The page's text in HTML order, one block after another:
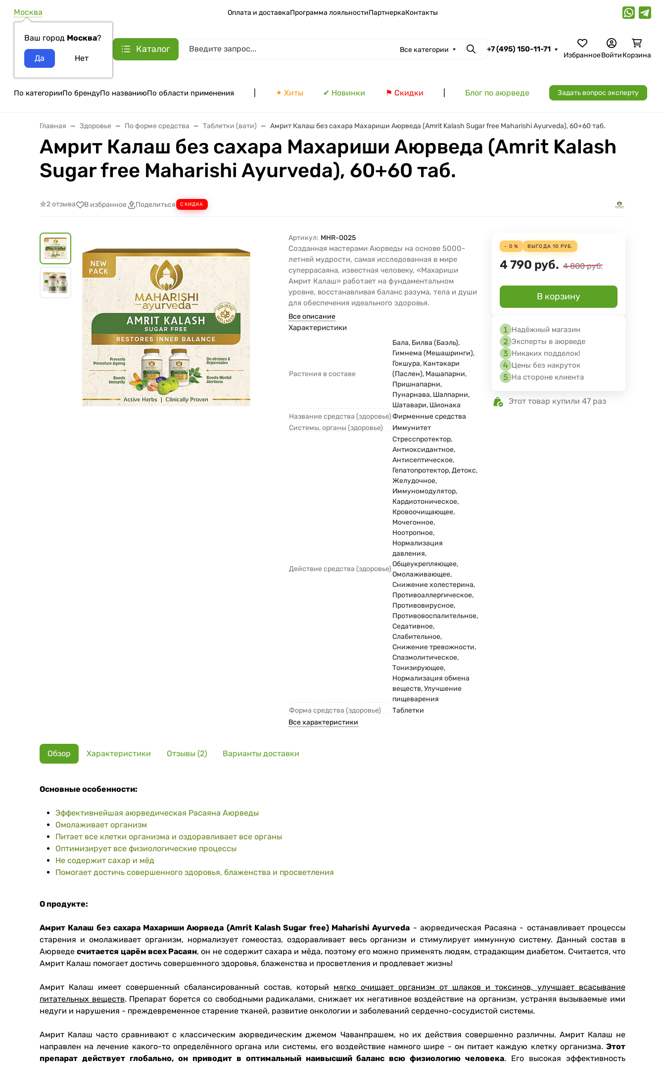
Москва
Ваш город Москва?
Оплата и доставкаПрограмма лояльностиПартнеркаКонтакты
Каталог Все категории Поиск
+7 (495) 150-11-71
ИзбранноеВойтиКорзина
По категорииПо брендуПо названиюПо области применения ✦ Хиты ✔ Новинки ⚑ Скидки Блог по аюрведе Задать вопрос эксперту
Главная Здоровье По форме средства Таблетки (вати) Амрит Калаш без сахара Махариши Аюрведа (Amrit Kalash Sugar free Maharishi Ayurveda), 60+60 таб.
Амрит Калаш без сахара Махариши Аюрведа (Amrit Kalash
Sugar free Maharishi Ayurveda), 60+60 таб.
2 отзыва В избранное Поделиться СКИДКА
Артикул: MHR-0025
Созданная мастерами Аюрведы на основе 5000-
летней мудрости, самая исследованная в мире
суперрасаяна, известная человеку, «Махариши
Амрит Калаш» работает на фундаментальном
уровне, восстанавливая баланс разума, тела и души
для обеспечения идеального здоровья.
Все описание
Характеристики
Растения в составе
Бала, Билва (Баэль),
Гимнема (Мешашринги),
Гокшура, Кантакари
(Паслен), Машапарни,
Пришнапарни,
Пунарнава, Шалпарни,
Шатавари, Шионака
Название средства (здоровье)Фирменные средства
Системы, органы (здоровье)
Иммунитет
Действие средства (здоровье)
Стресспротектор,
Антиоксидантное,
Антисептическое,
Гепатопротектор, Детокс,
Желудочное,
Иммуномодулятор,
Кардиотоническое,
Кровоочищающее,
Мочегонное,
Ноотропное,
Нормализация
давления,
Общеукрепляющее,
Омолаживающее,
Снижение холестерина,
Противоаллергическое,
Противовирусное,
Противовоспалительное,
Седативное,
Слабительное,
Снижение тревожности,
Спазмолитическое,
Тонизирующее,
Нормализация обмена
веществ, Улучшение
пищеварения
Форма средства (здоровье)
Таблетки
Все характеристики
- 0 % ВЫГОДА10 РУБ.
4 790 руб. 4 800 руб.
В корзину
Надёжный магазин
Эксперты в аюрведе
Никаких подделок!
Цены без накруток
На стороне клиента
Этот товар купили 47 раз
Обзор Характеристики Отзывы (2) Варианты доставки
Основные особенности:
Эффективнейшая аюрведическая Расаяна Аюрведы
Омолаживает организм
Питает все клетки организма и оздоравливает все органы
Оптимизирует все физиологические процессы
Не содержит сахар и мёд
Помогает достичь совершенного здоровья, блаженства и просветления
О продукте:
Амрит Калаш без сахара Махариши Аюрведа (Amrit Kalash Sugar free) Maharishi Ayurveda - аюрведическая Расаяна - останавливает процессы
старения и омолаживает организм, нормализует гомеостаз, оздоравливает весь организм и стимулирует иммунную систему. Данный состав в
Аюрведесчитается царём всех Расаян, он не содержит сахара и мёда, поэтому его можно применять людям, страдающим диабетом. Считается, что
Амрит Калаш помогает достичь совершенного здоровья, блаженства и просветления и продлевает жизнь!
Амрит Калаш имеет совершенный сбалансированный состав, который мягко очищает организм от шлаков и токсинов, улучшает всасывание
питательных веществ. Препарат борется со свободными радикалами, снижает их негативное воздействие на организм, устраняя вызываемые ими
недуги и нарушения - преждевременное старение тканей, развитие онкологии и заболеваний сердечно-сосудистой системы.
Амрит Калаш часто сравнивают с классическим аюрведическим джемом Чаванпрашем, но их действия совершенно различны. Амрит Калаш не
направлен на лечение какого-то определённого органа или системы, его воздействие намного шире - он питает каждую клетку организма. Этот
препарат действует глобально, он приводит в оптимальный наивысший баланс всю физиологию человека. Его высокая эффективность